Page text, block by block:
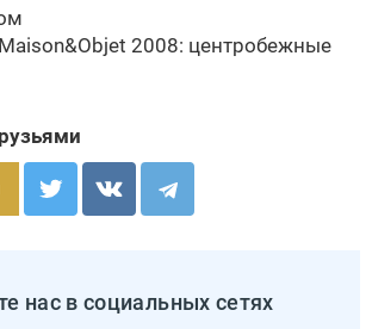
2008: центробежные
нас в социальных сетях